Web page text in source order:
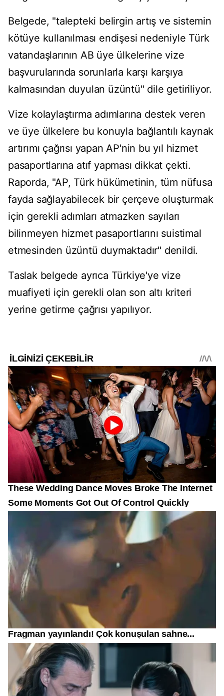
Belgede, "talepteki belirgin artış ve sistemin
kötüye kullanılması endişesi nedeniyle Türk
vatandaşlarının AB üye ülkelerine vize
başvurularında sorunlarla karşı karşıya
kalmasından duyulan üzüntü" dile getiriliyor.
Vize kolaylaştırma adımlarına destek veren
ve üye ülkelere bu konuyla bağlantılı kaynak
artırımı çağrısı yapan AP'nin bu yıl hizmet
pasaportlarına atıf yapması dikkat çekti.
Raporda, "AP, Türk hükümetinin, tüm nüfusa
fayda sağlayabilecek bir çerçeve oluşturmak
için gerekli adımları atmazken sayıları
bilinmeyen hizmet pasaportlarını suistimal
etmesinden üzüntü duymaktadır" denildi.
Taslak belgede ayrıca Türkiye'ye vize
muafiyeti için gerekli olan son altı kriteri
yerine getirme çağrısı yapılıyor.